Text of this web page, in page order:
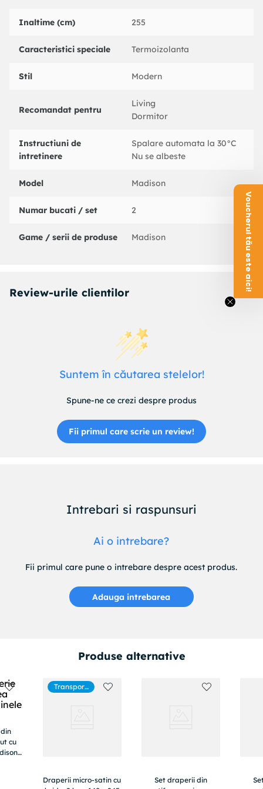
Inaltime (cm) 255
Caracteristici speciale Termoizolanta
Stil Modern
Recomandat pentru
Living
Dormitor
Instructiuni de
intretinere
Spalare automata la 30°C
Nu se albeste
Model Madison
Numar bucati / set 2
Game / serii de produse Madison
Review-urile clientilor
Suntem în căutarea stelelor!
Spune-ne ce crezi despre produs
Fii primul care scrie un review!
Intrebari si raspunsuri
Ai o intrebare?
Fii primul care pune o intrebare despre acest produs.
Adauga intrebarea
Produse alternative
cu
Transport
Draperii micro-satin cu
Set draperii din
Voucherul tău este aici!